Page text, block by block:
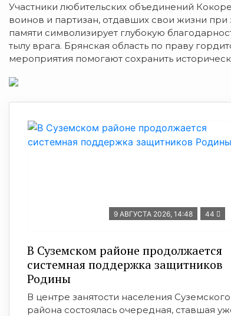
Участники любительских объединений
воинов и партизан, отдавших свои жизни при
памяти символизирует глубокую
тылу врага. Брянская область по праву
мероприятия помогают сохранить
9 АВГУСТА 2026, 14:48 44
В Суземском районе продолжается
системная поддержка защитников
Родины
В центре занятости населения Суземского
района состоялась очередная, ставшая